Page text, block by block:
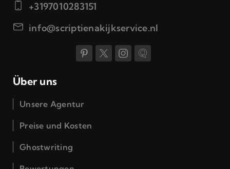
+3197010283151
info@scriptienakijkservice.nl
Über uns
Unsere Agentur
Preise und Kosten
Ghostwriting